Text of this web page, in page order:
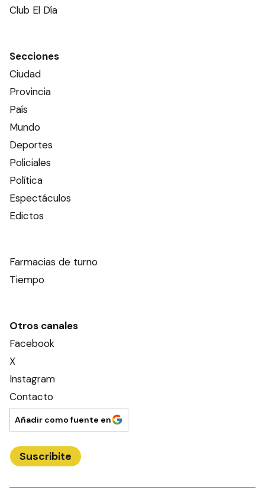
Club El Día
Secciones
Ciudad
Provincia
País
Mundo
Deportes
Policiales
Política
Espectáculos
Edictos
Farmacias de turno
Tiempo
Otros canales
Facebook
X
Instagram
Contacto
Añadir como fuente en
Suscribite